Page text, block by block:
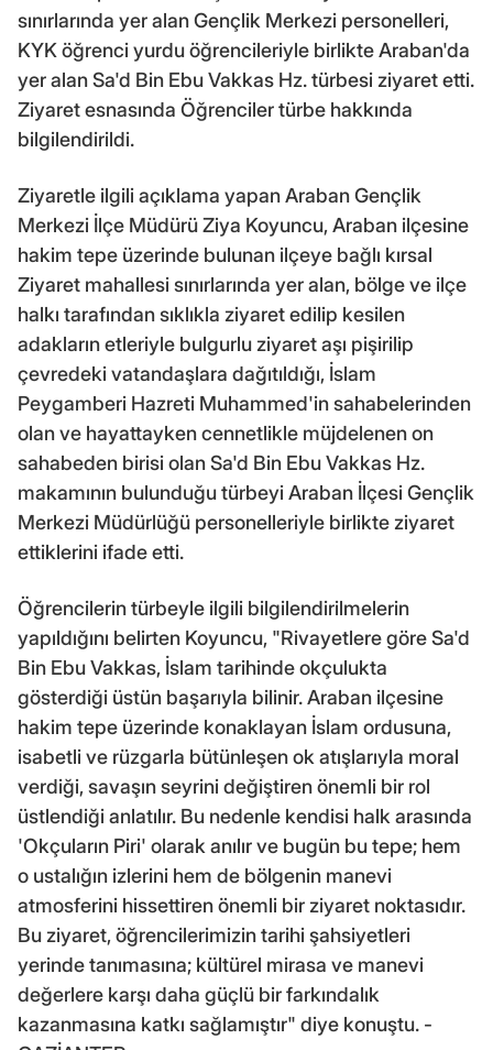
sınırlarında yer alan Gençlik Merkezi personelleri,
KYK öğrenci yurdu öğrencileriyle birlikte Araban'da
yer alan Sa'd Bin Ebu Vakkas Hz. türbesi ziyaret etti.
Ziyaret esnasında Öğrenciler türbe hakkında
bilgilendirildi.
Ziyaretle ilgili açıklama yapan Araban Gençlik
Merkezi İlçe Müdürü Ziya Koyuncu, Araban ilçesine
hakim tepe üzerinde bulunan ilçeye bağlı kırsal
Ziyaret mahallesi sınırlarında yer alan, bölge ve ilçe
halkı tarafından sıklıkla ziyaret edilip kesilen
adakların etleriyle bulgurlu ziyaret aşı pişirilip
çevredeki vatandaşlara dağıtıldığı, İslam
Peygamberi Hazreti Muhammed'in sahabelerinden
olan ve hayattayken cennetlikle müjdelenen on
sahabeden birisi olan Sa'd Bin Ebu Vakkas Hz.
makamının bulunduğu türbeyi Araban İlçesi Gençlik
Merkezi Müdürlüğü personelleriyle birlikte ziyaret
ettiklerini ifade etti.
Öğrencilerin türbeyle ilgili bilgilendirilmelerin
yapıldığını belirten Koyuncu, "Rivayetlere göre Sa'd
Bin Ebu Vakkas, İslam tarihinde okçulukta
gösterdiği üstün başarıyla bilinir. Araban ilçesine
hakim tepe üzerinde konaklayan İslam ordusuna,
isabetli ve rüzgarla bütünleşen ok atışlarıyla moral
verdiği, savaşın seyrini değiştiren önemli bir rol
üstlendiği anlatılır. Bu nedenle kendisi halk arasında
'Okçuların Piri' olarak anılır ve bugün bu tepe; hem
o ustalığın izlerini hem de bölgenin manevi
atmosferini hissettiren önemli bir ziyaret noktasıdır.
Bu ziyaret, öğrencilerimizin tarihi şahsiyetleri
yerinde tanımasına; kültürel mirasa ve manevi
değerlere karşı daha güçlü bir farkındalık
kazanmasına katkı sağlamıştır" diye konuştu. -